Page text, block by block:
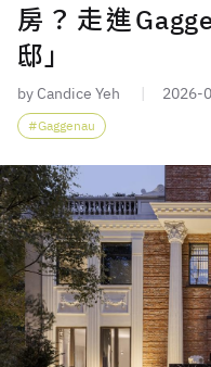
房？走進
邸」
by Candice Yeh 2026-
Gaggenau